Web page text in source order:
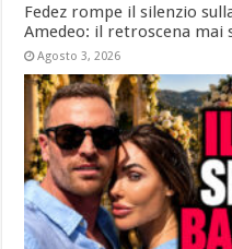
Fedez rompe il silenzio
Amedeo: il retroscena mai
Agosto 3, 2026